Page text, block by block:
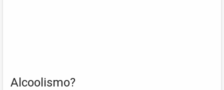
Alcoolismo?